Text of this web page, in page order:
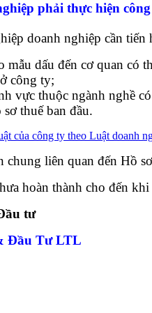
phải thực hiện
doanh nghiệp cần tiến
mẫu dấu đến cơ quan
công ty;
vực thuộc ngành nghề
thuế ban đầu.
của công ty theo Luật doanh
chung liên quan đến Hồ
hoàn thành cho đến
tư
Đầu Tư LTL